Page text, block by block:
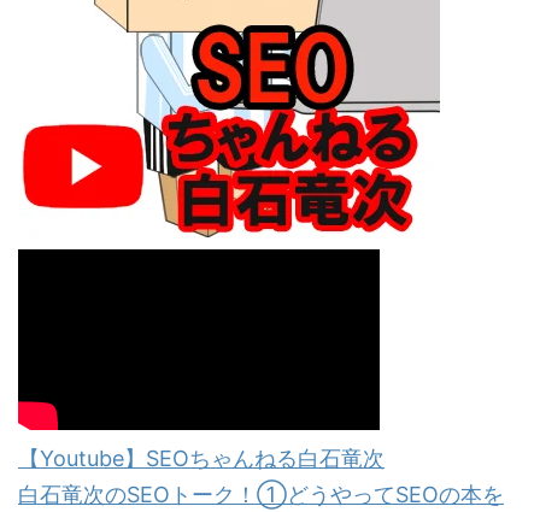
【Youtube】SEOちゃんねる白石竜次
白石竜次のSEOトーク！①どうやってSEOの本を